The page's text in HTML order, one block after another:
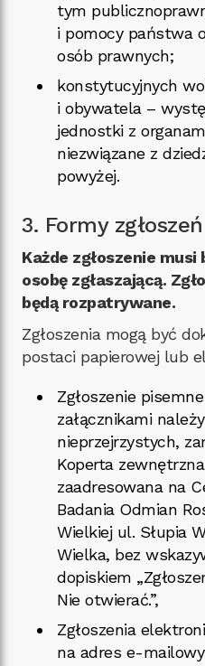
tym
i pomocy państwa
osób prawnych;
konstytucyjnych
i obywatela –
jednostki z
niezwiązane z
powyżej.
3. Formy zgłoszeń
Każde zgłoszenie
osobę zgłaszającą.
będą rozpatrywane.
Zgłoszenia mogą być
postaci papierowej lub
Zgłoszenie
załącznikami
nieprzejrzystych,
Koperta
zaadresowana na
Badania Odmian
Wielkiej ul. Słupia
Wielka, bez
dopiskiem
Nie otwierać.”,
Zgłoszenia
na adres e-